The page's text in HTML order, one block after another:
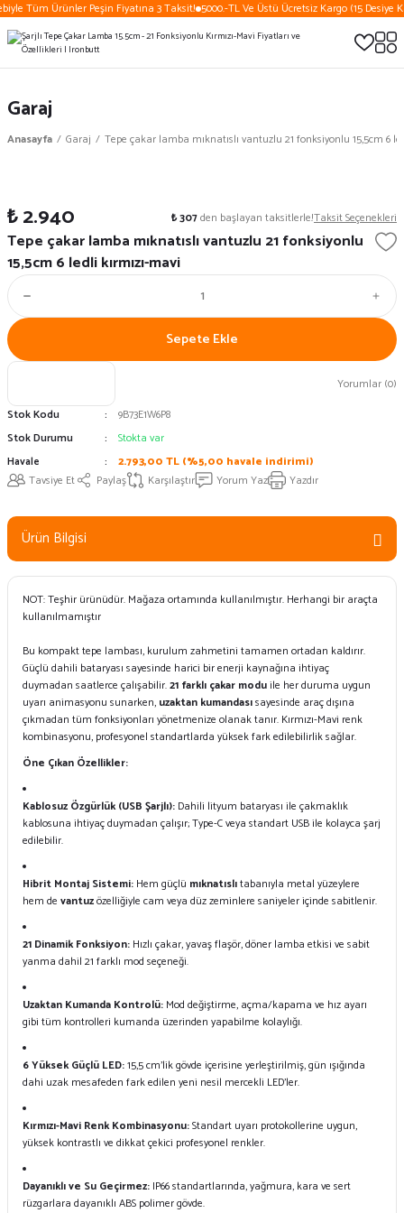
Tüm Ürünler Peşin Fiyatına 3 Taksit! 5000.-TL Ve Üstü Ücretsiz Kargo (15 Desiye
Garaj
Anasayfa Garaj Tepe çakar lamba mıknatıslı vantuzlu 21 fonksiyonlu 15,5cm 6
Yorumlar (0)
Tepe çakar lamba mıknatıslı vantuzlu 21 fonksiyonlu
15,5cm 6 ledli kırmızı-mavi
₺ 2.940 ₺ 307den başlayan taksitlerle!Taksit Seçenekleri
Stok Kodu
9B73E1W6P8
Stok Durumu
Stokta var
Havale
2.793,00 TL (%5,00 havale indirimi)
Sepete Ekle
Tavsiye Et Paylaş Karşılaştır Yorum Yaz Yazdır
Ürün Bilgisi
NOT: Teşhir ürünüdür. Mağaza ortamında kullanılmıştır. Herhangi bir araçta
kullanılmamıştır
Bu kompakt tepe lambası, kurulum zahmetini tamamen ortadan kaldırır.
Güçlü dahili bataryası sayesinde harici bir enerji kaynağına ihtiyaç
duymadan saatlerce çalışabilir.21 farklı çakar moduile her duruma uygun
uyarı animasyonu sunarken, uzaktan kumandasısayesinde araç dışına
çıkmadan tüm fonksiyonları yönetmenize olanak tanır. Kırmızı-Mavi renk
kombinasyonu, profesyonel standartlarda yüksek fark edilebilirlik sağlar.
Öne Çıkan Özellikler:
Kablosuz Özgürlük (USB Şarjlı): Dahili lityum bataryası ile çakmaklık
kablosuna ihtiyaç duymadan çalışır; Type-C veya standart USB ile kolayca şarj
edilebilir.
Hibrit Montaj Sistemi: Hem güçlü mıknatıslıtabanıyla metal yüzeylere
hem de vantuzözelliğiyle cam veya düz zeminlere saniyeler içinde sabitlenir.
21 Dinamik Fonksiyon: Hızlı çakar, yavaş flaşör, döner lamba etkisi ve sabit
yanma dahil 21 farklı mod seçeneği.
Uzaktan Kumanda Kontrolü: Mod değiştirme, açma/kapama ve hız ayarı
gibi tüm kontrolleri kumanda üzerinden yapabilme kolaylığı.
6 Yüksek Güçlü LED:15,5 cm'lik gövde içerisine yerleştirilmiş, gün ışığında
dahi uzak mesafeden fark edilen yeni nesil mercekli LED'ler.
Kırmızı-Mavi Renk Kombinasyonu:Standart uyarı protokollerine uygun,
yüksek kontrastlı ve dikkat çekici profesyonel renkler.
Dayanıklı ve Su Geçirmez: IP66 standartlarında, yağmura, kara ve sert
rüzgarlara dayanıklı ABS polimer gövde.